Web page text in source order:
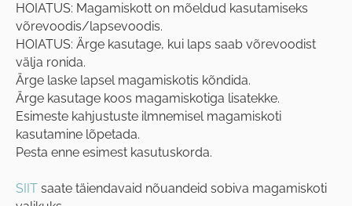
HOIATUS: Magamiskott on mõeldud kasutamiseks
võrevoodis/lapsevoodis.
HOIATUS: Ärge kasutage, kui laps saab võrevoodist
välja ronida.
Ärge laske lapsel magamiskotis kõndida.
Ärge kasutage koos magamiskotiga lisatekke.
Esimeste kahjustuste ilmnemisel magamiskoti
kasutamine lõpetada.
Pesta enne esimest kasutuskorda.
SIIT saate täiendavaid nõuandeid sobiva magamiskoti